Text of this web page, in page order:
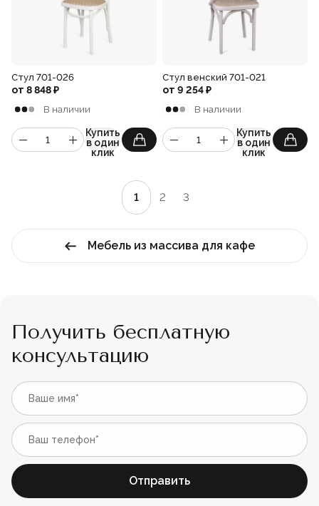
Стул 701-026
от 8 848₽
В наличии
Купить
в один
клик
Стул венский 701-021
от 9 254₽
В наличии
Купить
в один
клик
1 2 3
Мебель из массива для кафе
Получить бесплатную
консультацию
Отправить